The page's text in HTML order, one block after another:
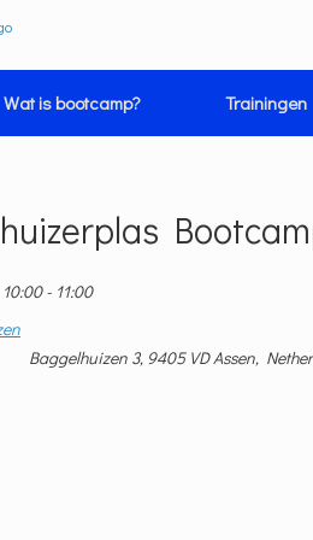
Wat is bootcamp? Trainingen
10:00 - 11:00
Baggelhuizen 3, 9405 VD Assen,